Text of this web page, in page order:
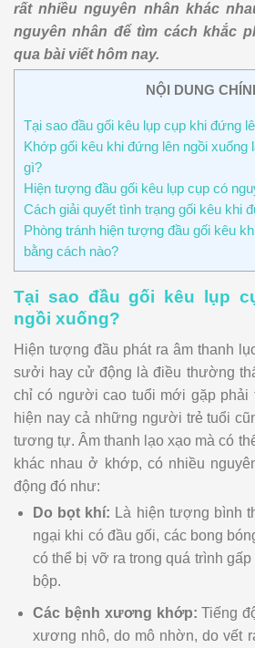
rất nhiều nguyên nhân khác
nguyên nhân để tìm cách khắc
qua bài viết hôm nay.
NỘI DUNG
Tại sao đầu gối kêu lụp cụp khi đứng
Khớp gối kêu khi đứng lên ngồi xuống
gì?
Hiện tượng đầu gối kêu lụp cụp có
Cách giải quyết tình trạng gối kêu khi
Phòng tránh hiện tượng đầu gối kêu
bằng cách nào?
Tại sao đầu gối kêu lụp
ngồi xuống?
Hiện tượng đầu phát ra âm thanh
sưởi hay cử động là điều thường
chỉ có người cao tuổi mới gặp phải
hiện nay cả những người trẻ tuổi
tương tự. Âm thanh lạo xạo mà có
khác nhau ở khớp, có nhiều
động đó như:
Do bọt khí: Là hiện tượng bình
ngại khi có đầu gối, các bong
có thể bị vỡ ra trong quá trình
bộp.
Các bệnh xương khớp: Tiếng
xương nhô, do mô nhờn, do vết